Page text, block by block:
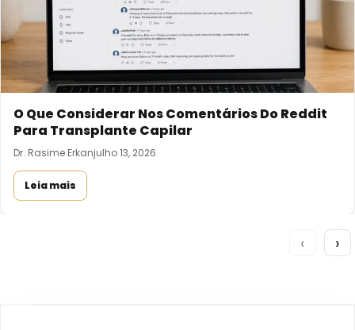
O Que Considerar Nos Comentários Do Reddit
Para Transplante Capilar
Dr. Rasime Erkanjulho 13, 2026
Leia mais
‹ ›